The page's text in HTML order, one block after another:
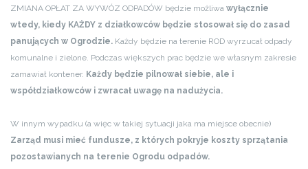
ZMIANA OPŁAT ZA WYWÓZ ODPADÓW będzie możliwa wyłącznie
wtedy, kiedy KAŻDY z działkowców będzie stosował się do zasad
panujących w Ogrodzie. Każdy będzie na terenie ROD wyrzucał odpady
komunalne i zielone. Podczas większych prac będzie we własnym zakresie
zamawiał kontener. Każdy będzie pilnował siebie, ale i
współdziałkowców i zwracał uwagę na nadużycia.
W innym wypadku (a więc w takiej sytuacji jaka ma miejsce obecnie)
Zarząd musi mieć fundusze, z których pokryje koszty sprzątania
pozostawianych na terenie Ogrodu odpadów.